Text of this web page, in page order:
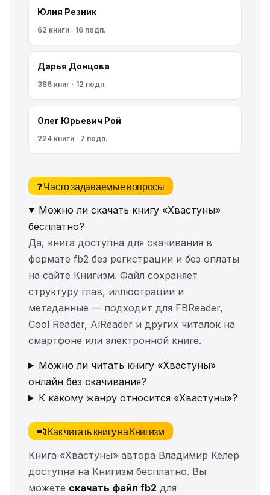
Юлия Резник
62 книги · 16 подп.
Дарья Донцова
386 книг · 12 подп.
Олег Юрьевич Рой
224 книги · 7 подп.
❓ Часто задаваемые вопросы
Можно ли скачать книгу «Хвастуны»
бесплатно?
Да, книга доступна для скачивания в
формате fb2 без регистрации и без оплаты
на сайте Книгизм. Файл сохраняет
структуру глав, иллюстрации и
метаданные — подходит для FBReader,
Cool Reader, AlReader и других читалок на
смартфоне или электронной книге.
Можно ли читать книгу «Хвастуны»
онлайн без скачивания?
К какому жанру относится «Хвастуны»?
📲 Как читать книгу на Книгизм
Книга «Хвастуны» автора Владимир Келер
доступна на Книгизм бесплатно. Вы
можете скачать файл fb2 для